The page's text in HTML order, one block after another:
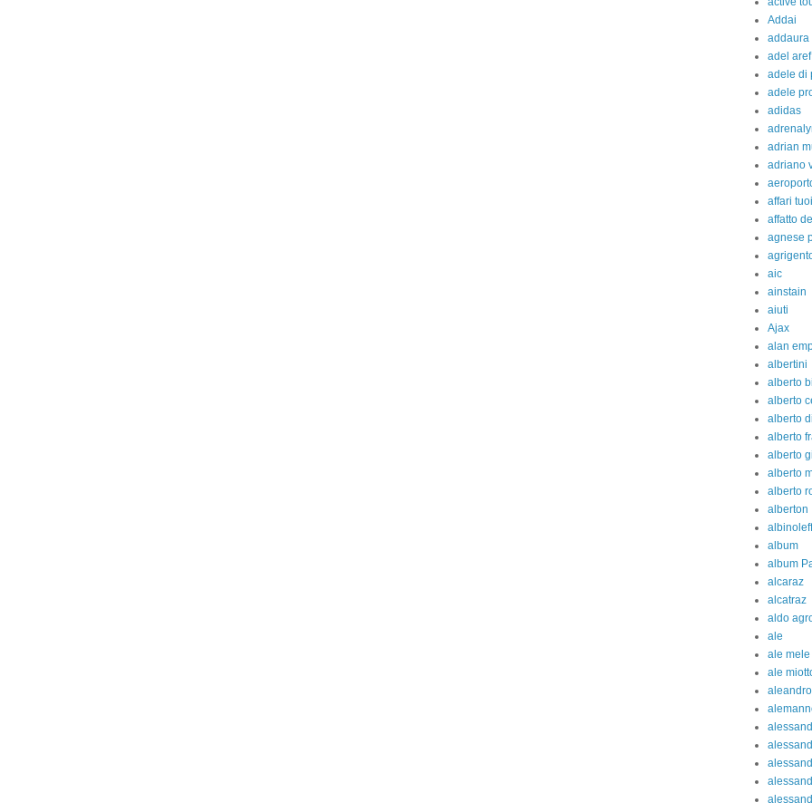
Addai
addaura
adel aref
adele di
adele
adidas
adrian
adriano
affari tuoi
affatto
agnese
aic
ainstain
aiuti
Ajax
alan
albertini
alberto
alberto
alberto
alberto
alberto
alberto
alberto
alberton
album
album
alcaraz
alcatraz
aldo
ale
ale mele
ale